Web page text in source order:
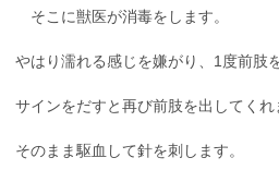
そこに獣医が消毒をします。
やはり濡れる感じを嫌がり、1度前肢
サインをだすと再び前肢を出してくれ
そのまま駆血して針を刺します。